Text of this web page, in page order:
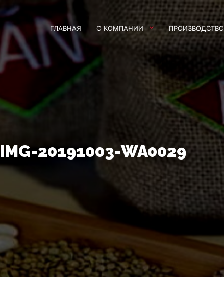
ГЛАВНАЯ О КОМПАНИИ ПРОИЗВОДСТВО
IMG-20191003-WA0029